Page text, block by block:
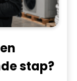
stap?